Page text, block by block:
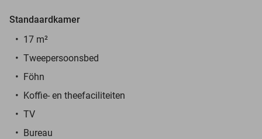
Standaardkamer
17 m²
Tweepersoonsbed
Föhn
Koffie- en theefaciliteiten
TV
Bureau